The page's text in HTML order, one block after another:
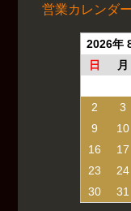
営業カレンダー
2026年
日
月
2
3
9
10
16
17
23
24
30
31